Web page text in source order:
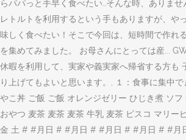
らパパっと手早く食べたい…そんな時、ありま
レトルトを利用するという手もありますが、や
味しく食べたい！そこで今回は、短時間で作れ
を集めてみました。 お母さんにとっては産...
休暇を利用して、実家や義実家へ帰省する方も
り上げてもよいと思います。, １：食事に集中
やこ丼 ご飯 ご飯 オレンジゼリー ひじき煮 ソ
おやつ 麦茶 麦茶 麦茶 牛乳 麦茶 ビスコ マリー
金 土 # #月日 # #月日 # #月日 # #月日 # #月